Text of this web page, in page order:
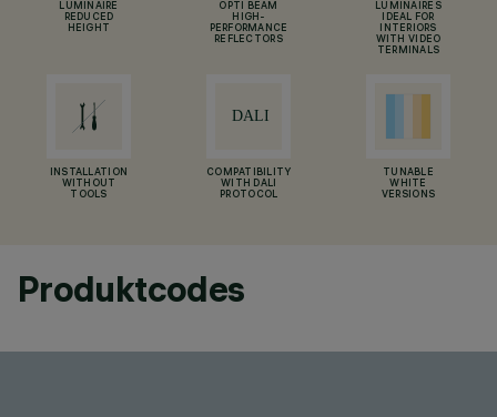
LUMINAIRE
REDUCED
HEIGHT
OPTI BEAM
HIGH-
PERFORMANCE
REFLECTORS
LUMINAIRES
IDEAL FOR
INTERIORS
WITH VIDEO
TERMINALS
INSTALLATION
WITHOUT
TOOLS
COMPATIBILITY
WITH DALI
PROTOCOL
TUNABLE
WHITE
VERSIONS
Produktcodes